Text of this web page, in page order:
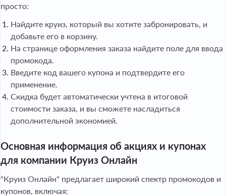
просто:
Найдите круиз, который вы хотите забронировать, и
добавьте его в корзину.
На странице оформления заказа найдите поле для ввода
промокода.
Введите код вашего купона и подтвердите его
применение.
Скидка будет автоматически учтена в итоговой
стоимости заказа, и вы сможете насладиться
дополнительной экономией.
Основная информация об акциях и купонах
для компании Круиз Онлайн
"Круиз Онлайн" предлагает широкий спектр промокодов и
купонов, включая: